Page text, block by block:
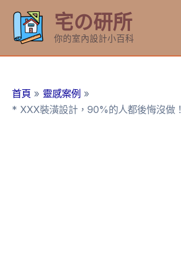
要
宅の研所
你的室內設計小百科
首頁
靈感案例
* XXX裝潢設計，90%的人都後悔沒做！